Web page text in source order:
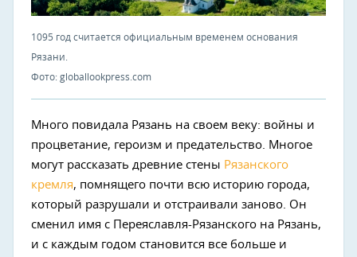
1095 год считается официальным временем основания
Рязани.
Фото: globallookpress.com
Много повидала Рязань на своем веку: войны и
процветание, героизм и предательство. Многое
могут рассказать древние стены Рязанского
кремля, помнящего почти всю историю города,
который разрушали и отстраивали заново. Он
сменил имя с Переяславля-Рязанского на Рязань,
и с каждым годом становится все больше и